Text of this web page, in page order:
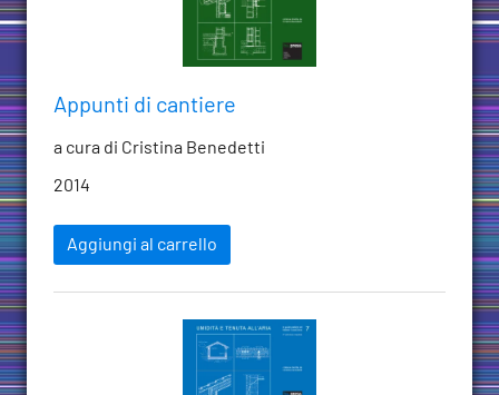
Appunti di cantiere
a cura di Cristina Benedetti
2014
Aggiungi al carrello